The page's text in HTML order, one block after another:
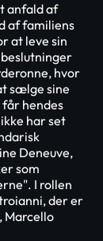
anfald af
af familiens
at leve sin
hvor
sælge sine
hendes
har set
Deneuve,
som
I rollen
der er
Marcello